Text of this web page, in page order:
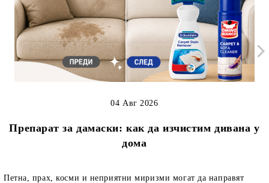
Препарат за дамаски: как да изчистим дивана у
дома
04 Авг 2026
Петна, прах, косми и неприятни миризми могат да направят